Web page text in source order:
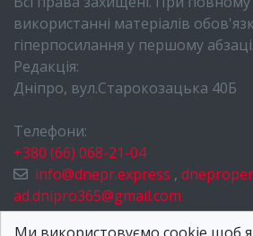
використанні матеріалів
гіперпосилання у першому абзаці.
Редакція:
Дніпро, вул.Старокозацька 40Б
Телефони:
+380 (66) 068-21-04
info@dnepr.express ,
ad.dnipro365@gmail.com
НОВИНИ ДНІПРА